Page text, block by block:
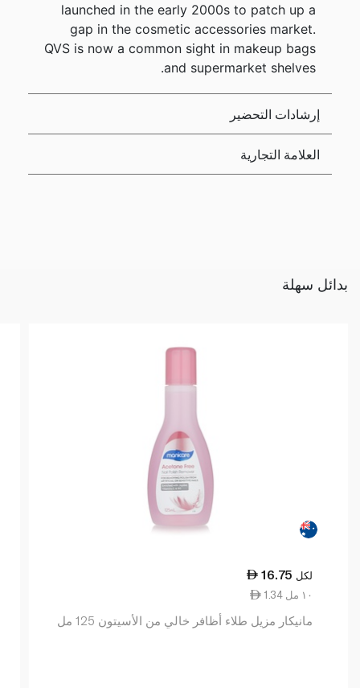
launched in the early 2000s to patch up a
gap in the cosmetic accessories market.
QVS is now a common sight in makeup bags
and supermarket shelves.
إرشادات التحضير
العلامة التجارية
بدائل سهلة
16.75 لكل
1.34 ١٠ مل
مانيكار مزيل طلاء أظافر خالي من الأسيتون 125 مل